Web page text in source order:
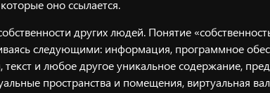
оно ссылается.
других людей. Понятие
следующими: информация, программное
текст и любое другое уникальное содержание,
пространства и помещения, виртуальная